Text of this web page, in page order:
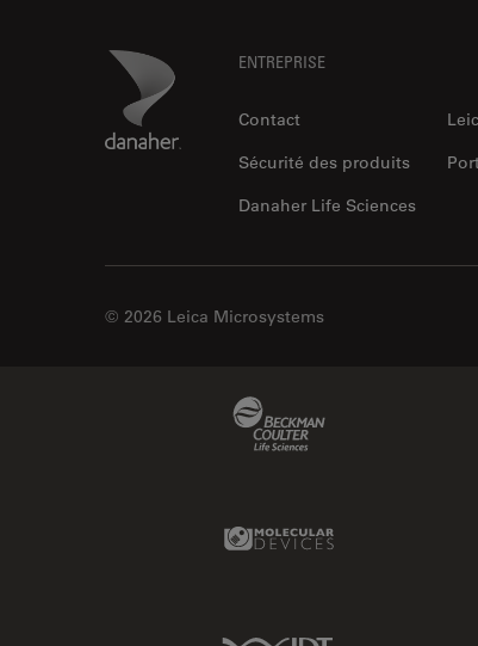
Danaher Logo ENTREPRISE
Contact
Sécurité des produits
Danaher Life Sciences
© 2026 Leica Microsystems
Molecular Devices Link
IDT Link